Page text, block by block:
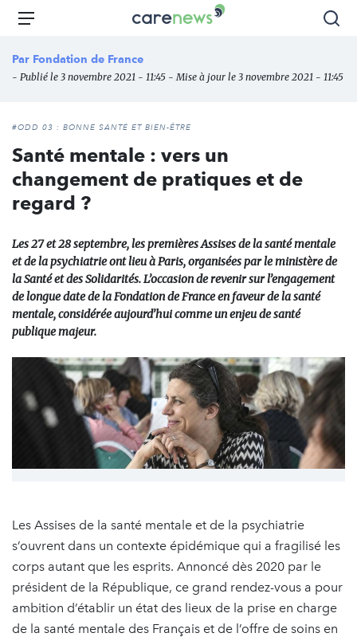
Aller
principal
Carenews,
des
l'engagement
Menu
Par Fondation de France
- Publié le 3 novembre 2021 - 11:45 - Mise à jour le 3 novembre 2021 - 11:45
#ODD 03 : BONNE SANTÉ ET BIEN-ÊTRE
Santé mentale : vers un
changement de pratiques et de
regard ?
Les 27 et 28 septembre, les premières Assises de la santé mentale
et de la psychiatrie ont lieu à Paris, organisées par le ministère de
la Santé et des Solidarités. L’occasion de revenir sur l’engagement
de longue date de la Fondation de France en faveur de la santé
mentale, considérée aujourd’hui comme un enjeu de santé
publique majeur.
Les Assises de la santé mentale et de la psychiatrie
s’ouvrent dans un contexte épidémique qui a fragilisé les
corps autant que les esprits. Annoncé dès 2020 par le
président de la République, ce grand rendez-vous a pour
ambition d’établir un état des lieux de la prise en charge
de la santé mentale des Français et de l’offre de soins en